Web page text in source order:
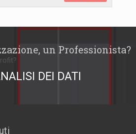
un Professionista?
DEI DATI